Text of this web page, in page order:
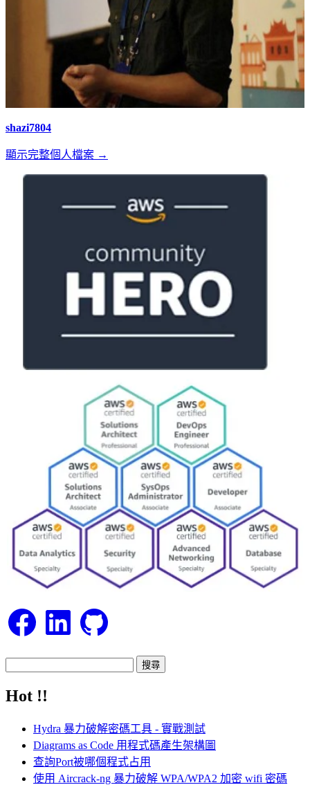
shazi7804
顯示完整個人檔案 →
FacebookLinkedIn GitHub
關
Hot !!
Hydra 暴力破解密碼工具 - 實戰測試
Diagrams as Code 用程式碼產生架構圖
查詢Port被哪個程式占用
使用 Aircrack-ng 暴力破解 WPA/WPA2 加密 wifi 密碼